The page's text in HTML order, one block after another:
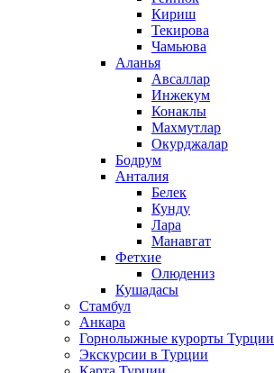
Кириш
Текирова
Чамьюва
Аланья
Авсаллар
Инжекум
Конаклы
Махмутлар
Окурджалар
Бодрум
Анталия
Белек
Кунду
Лара
Манавгат
Фетхие
Олюдениз
Кушадасы
Стамбул
Анкара
Горнолыжные курорты Турции
Экскурсии в Турции